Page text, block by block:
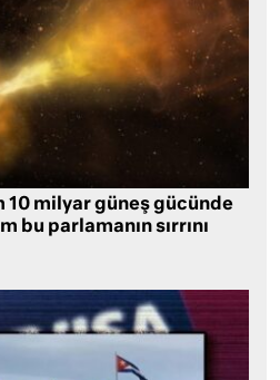
10 milyar güneş gücünde
bu parlamanın sırrını